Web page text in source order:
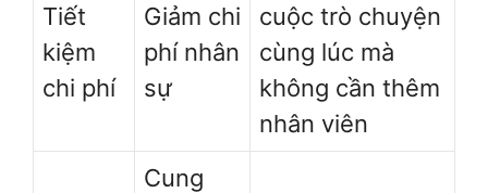
Tiết
kiệm
chi phí
Giảm chi
phí nhân
sự
cuộc trò chuyện
cùng lúc mà
không cần thêm
nhân viên
Cung